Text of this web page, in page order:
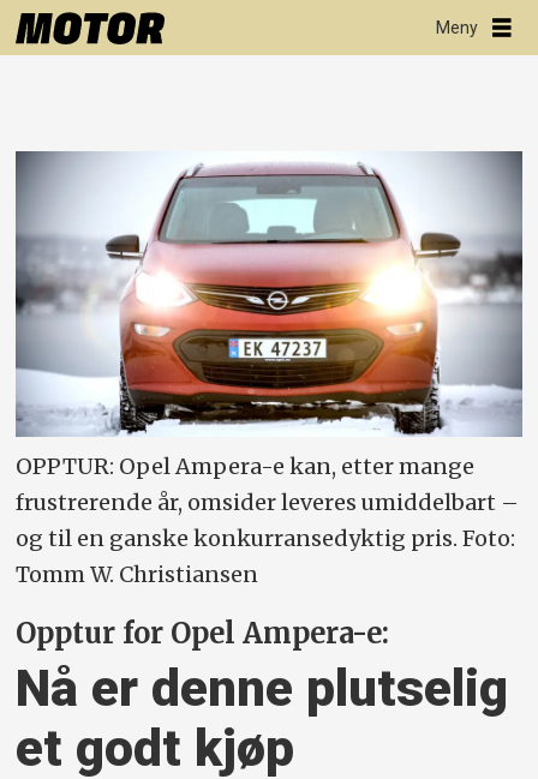
OPPTUR: Opel Ampera-e kan, etter mange
frustrerende år, omsider leveres umiddelbart –
og til en ganske konkurransedyktig pris. Foto:
Tomm W. Christiansen
Opptur for Opel Ampera-e:
Nå er denne plutselig
et godt kjøp